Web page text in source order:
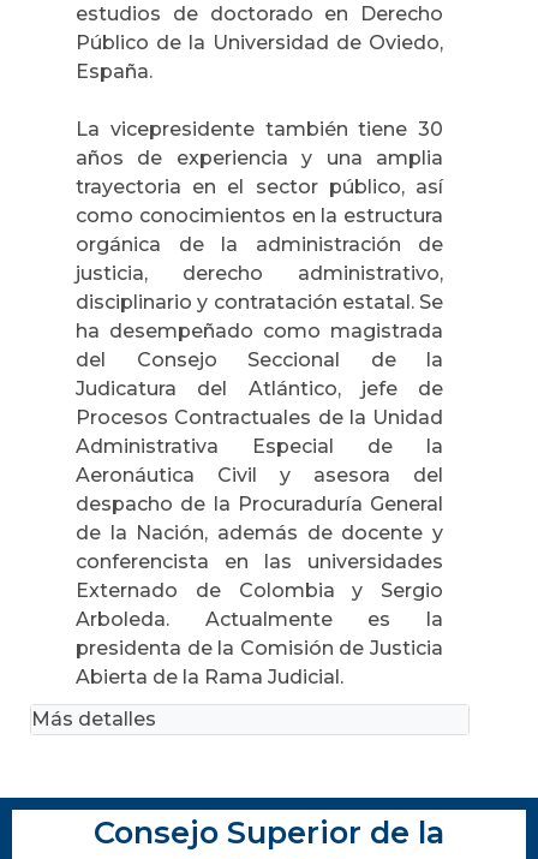
estudios de doctorado en Derecho
Público de la Universidad de Oviedo,
España.
La vicepresidente también tiene 30
años de experiencia y una amplia
trayectoria en el sector público, así
como conocimientos en la estructura
orgánica de la administración de
justicia, derecho administrativo,
disciplinario y contratación estatal. Se
ha desempeñado como magistrada
del Consejo Seccional de la
Judicatura del Atlántico, jefe de
Procesos Contractuales de la Unidad
Administrativa Especial de la
Aeronáutica Civil y asesora del
despacho de la Procuraduría General
de la Nación, además de docente y
conferencista en las universidades
Externado de Colombia y Sergio
Arboleda. Actualmente es la
presidenta de la Comisión de Justicia
Abierta de la Rama Judicial.
Más detalles
Consejo Superior de la